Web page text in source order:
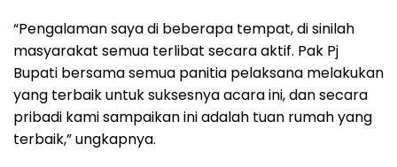
“Pengalaman saya di beberapa tempat, di sinilah
masyarakat semua terlibat secara aktif. Pak Pj
Bupati bersama semua panitia pelaksana melakukan
yang terbaik untuk suksesnya acara ini, dan secara
pribadi kami sampaikan ini adalah tuan rumah yang
terbaik,” ungkapnya.